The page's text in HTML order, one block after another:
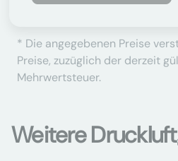
* Die angegebenen Preise
Preise, zuzüglich der derzeit
Mehrwertsteuer.
Weitere